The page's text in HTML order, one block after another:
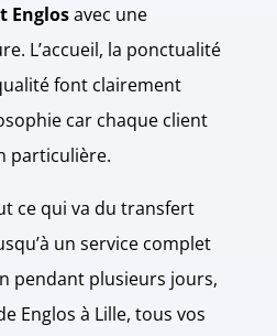
Englosavec une
L’accueil, la ponctualité
font clairement
car chaque client
particulière.
ce qui va du transfert
un service complet
pendant plusieurs jours,
Englos à Lille, tous vos